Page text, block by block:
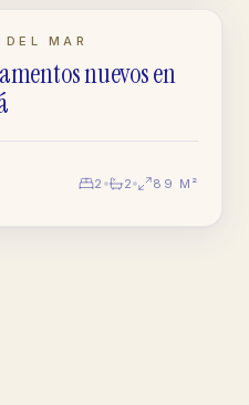
MAR
nuevos en
2 2 89 M²